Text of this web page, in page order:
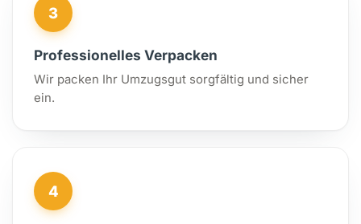
3
Professionelles Verpacken
Wir packen Ihr Umzugsgut sorgfältig und sicher
ein.
4